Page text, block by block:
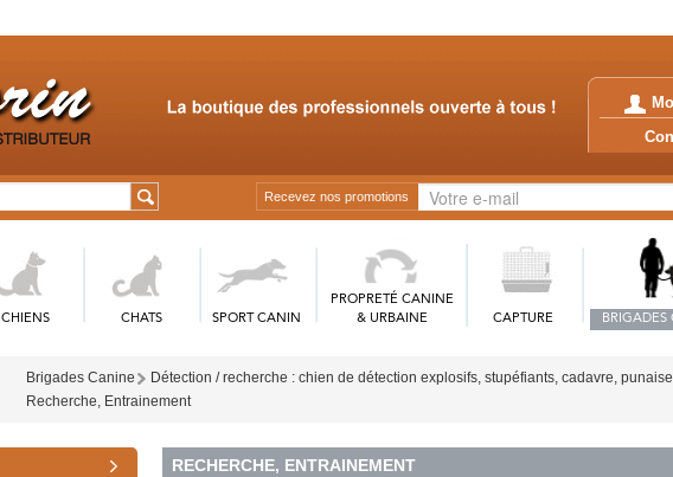
Recevez nos promotions
CHIENS CHATS SPORT CANIN
PROPRETÉ CANINE
& URBAINE
CAPTURE BRIGADES
Brigades Canine
Détection / recherche : chien de détection explosifs, stupéfiants, cadavre,
Recherche, Entrainement
RECHERCHE, ENTRAINEMENT